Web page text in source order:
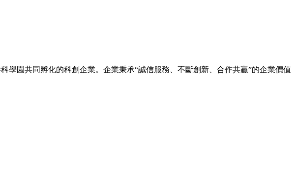
園共同孵化的科創企業。企業秉承“誠信服務、不斷創新、合作共贏”的企業價值